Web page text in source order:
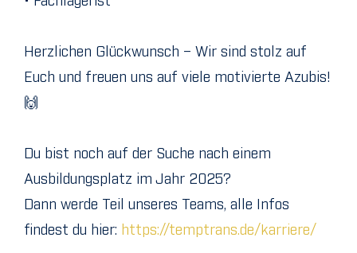
Herzlichen Glückwunsch – Wir sind stolz auf
Euch und freuen uns auf viele motivierte Azubis!
🙌
Du bist noch auf der Suche nach einem
Ausbildungsplatz im Jahr 2025?
Dann werde Teil unseres Teams, alle Infos
findest du hier: https://temptrans.de/karriere/